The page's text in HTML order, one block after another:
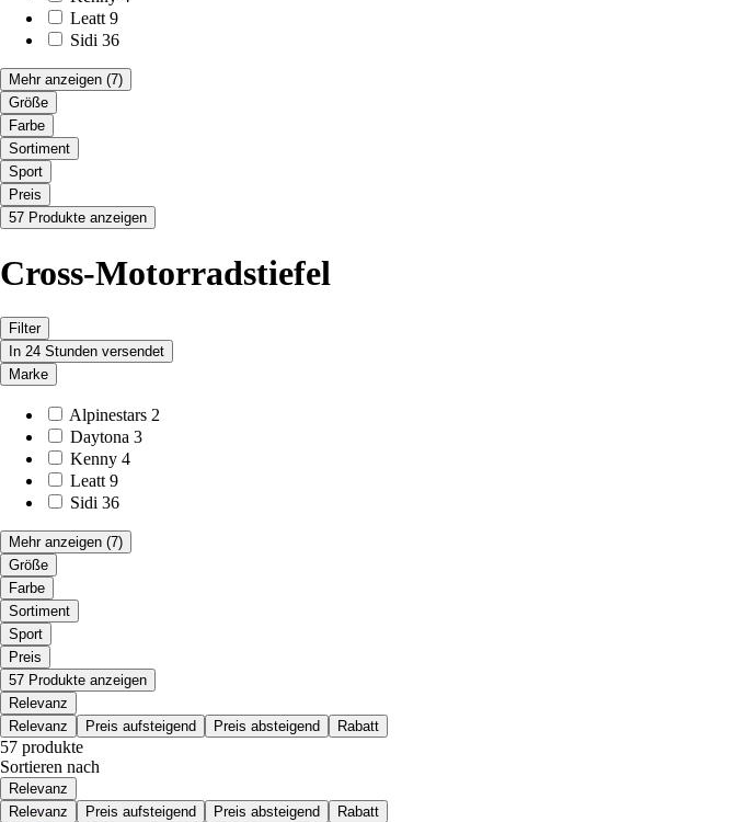
Leatt 9
Sidi 36
Mehr anzeigen (7)
Größe
Farbe
Sortiment
Sport
Preis
57 Produkte anzeigen
Cross-Motorradstiefel
Filter
In 24 Stunden versendet
Marke
Alpinestars 2
Daytona 3
Kenny 4
Leatt 9
Sidi 36
Mehr anzeigen (7)
Größe
Farbe
Sortiment
Sport
Preis
57 Produkte anzeigen
Relevanz
Relevanz
Preis aufsteigend Preis absteigend Rabatt
57 produkte
Sortieren nach
Relevanz
Relevanz
Preis aufsteigend Preis absteigend Rabatt